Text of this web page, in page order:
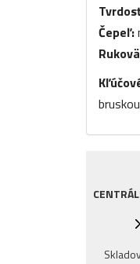
Čepeľ:
bruskou